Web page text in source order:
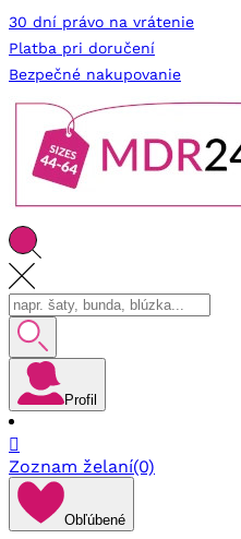
30 dní právo na vrátenie
Platba pri doručení
Bezpečné nakupovanie
Profil

Zoznam želaní(0)
Obľúbené